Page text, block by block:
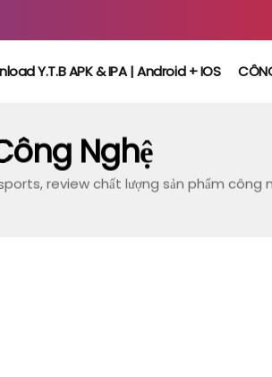
Y.T.B APK & IPA | Android + IOS
Nghệ
review chất lượng sản phẩm công